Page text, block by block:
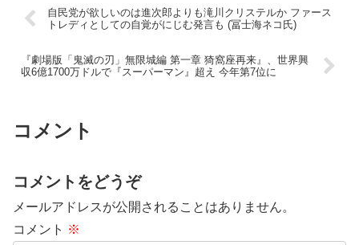
自民党が欲しいのは進次郎よりも滝川クリステルか ファース
トレディとしての自覚がにじむ発言も (冨士海ネコ氏)
『劇場版「鬼滅の刃」無限城編 第一章 猗窩座再来』、世界興
収6億1700万ドルで『スーパーマン』超え 今年第7位に
コメント
コメントをどうぞ
メールアドレスが公開されることはありません。
コメント ※